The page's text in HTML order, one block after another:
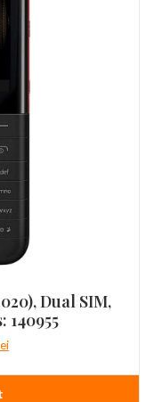
Dual SIM,
140955
Prețul
este: